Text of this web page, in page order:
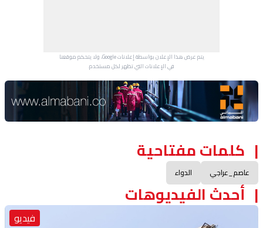
يتم عرض هذا الإعلان بواسطة إعلانات Google، ولا يتحكم موقعنا
في الإعلانات التي تظهر لكل مستخدم.
Advertisement Section
كلمات مفتاحية
عاصم_عراجي الدواء
أحدث الفيديوهات
فيديو